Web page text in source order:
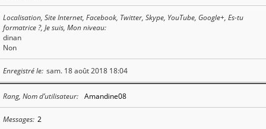
Localisation, Site Internet, Facebook, Twitter, Skype, YouTube, Google+, Es-tu
formatrice ?, Je suis, Mon niveau
dinan
Non
Enregistré le sam. 18 août 2018 18:04
Rang, Nom d’utilisateur Amandine08
Messages 2